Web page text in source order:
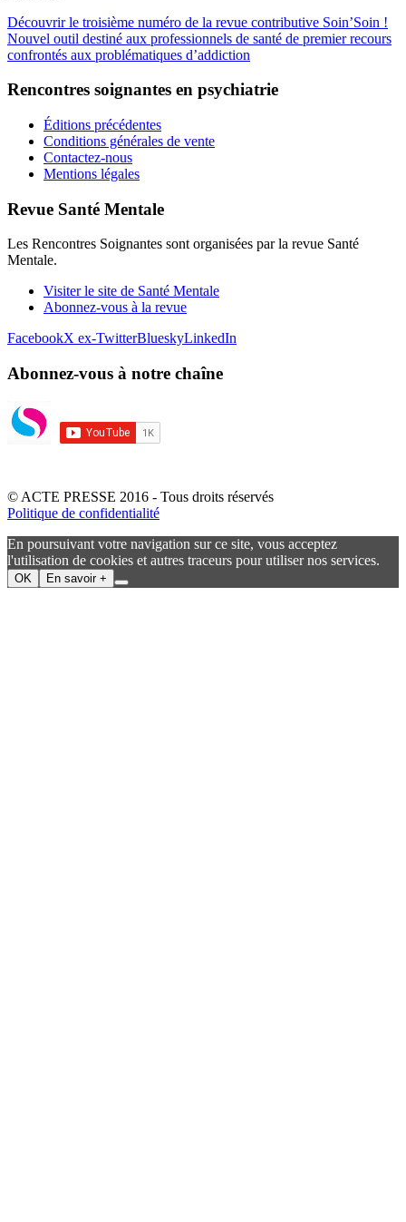
Découvrir le troisième numéro de la revue contributive Soin’Soin !
Nouvel outil destiné aux professionnels de santé de premier recours
confrontés aux problématiques d’addiction
Rencontres soignantes en psychiatrie
Éditions précédentes
Conditions générales de vente
Contactez-nous
Mentions légales
Revue Santé Mentale
Les Rencontres Soignantes sont organisées par la revue Santé
Mentale.
Visiter le site de Santé Mentale
Abonnez-vous à la revue
FacebookX ex-TwitterBlueskyLinkedIn
Abonnez-vous à notre chaîne
© ACTE PRESSE 2016 - Tous droits réservés
Politique de confidentialité
En poursuivant votre navigation sur ce site, vous acceptez
l'utilisation de cookies et autres traceurs pour utiliser nos services.
OK En savoir +